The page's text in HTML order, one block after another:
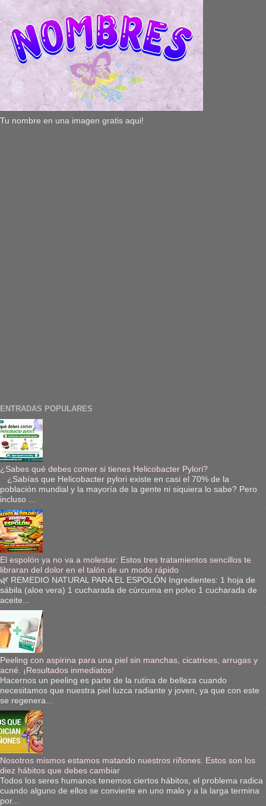
Tu nombre en una imagen gratis aqui!
ENTRADAS POPULARES
¿Sabes qué debes comer si tienes Helicobacter Pylori?
¿Sabías que Helicobacter pylori existe en casi el 70% de la
población mundial y la mayoría de la gente ni siquiera lo sabe? Pero
incluso ...
El espolón ya no va a molestar: Estos tres tratamientos sencillos te
libraran del dolor en el talón de un modo rápido
🌿 REMEDIO NATURAL PARA EL ESPOLÓN Ingredientes: 1 hoja de
sábila (aloe vera) 1 cucharada de cúrcuma en polvo 1 cucharada de
aceite...
Peeling con aspirina para una piel sin manchas, cicatrices, arrugas y
acné. ¡Resultados inmediatos!
Hacernos un peeling es parte de la rutina de belleza cuando
necesitamos que nuestra piel luzca radiante y joven, ya que con este
se regenera...
Nosotros mismos estamos matando nuestros riñones. Estos son los
diez hábitos que debes cambiar
Todos los seres humanos tenemos ciertos hábitos, el problema radica
cuando alguno de ellos se convierte en uno malo y a la larga termina
por...